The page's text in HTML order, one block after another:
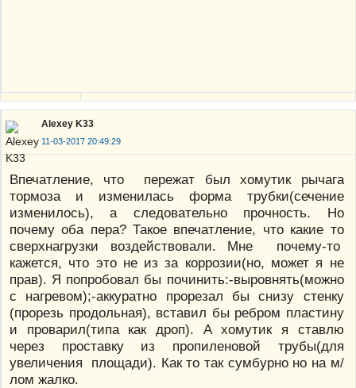
Alexey K33
11-03-2017 20:49:29
Впечатление, что пережат был хомутик рычага
тормоза и изменилась форма трубки(сечение
изменилось), а следовательно прочность. Но
почему оба пера? Такое впечатление, что какие то
сверхнагрузки воздействовали. Мне почему-то
кажется, что это не из за коррозии(но, может я не
прав). Я попробовал бы починить:-выровнять(можно
с нагревом);-аккуратно прорезал бы снизу стенку
(прорезь продольная), вставил бы ребром пластину
и проварил(типа как дроп). А хомутик я ставлю
через проставку из пропиленовой трубы(для
увеличения площади). Как то так сумбурно но на м/
лом жалко.